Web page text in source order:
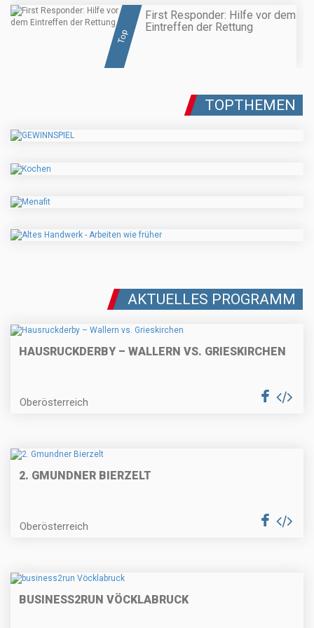
Top
First Responder: Hilfe vor dem
Eintreffen der Rettung
TOPTHEMEN
AKTUELLES PROGRAMM
HAUSRUCKDERBY – WALLERN VS. GRIESKIRCHEN
Oberösterreich
2. GMUNDNER BIERZELT
Oberösterreich
BUSINESS2RUN VÖCKLABRUCK